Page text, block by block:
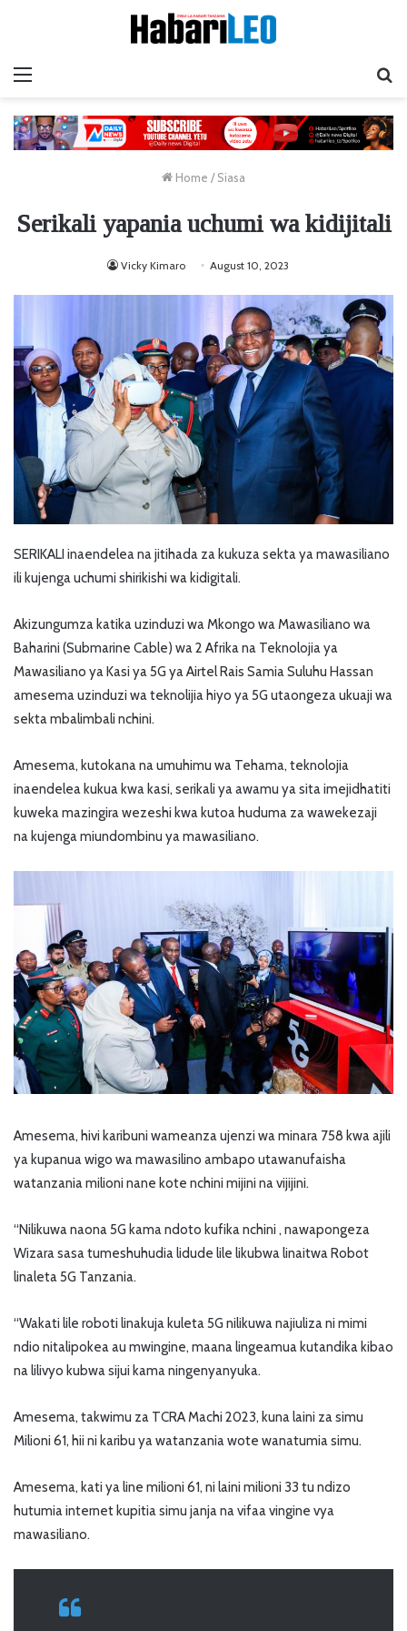
Home / Siasa
Serikali yapania uchumi wa kidijitali
Vicky Kimaro August 10, 2023
SERIKALI inaendelea na jitihada za kukuza sekta ya mawasiliano
ili kujenga uchumi shirikishi wa kidigitali.
Akizungumza katika uzinduzi wa Mkongo wa Mawasiliano wa
Baharini (Submarine Cable) wa 2 Afrika na Teknolojia ya
Mawasiliano ya Kasi ya 5G ya Airtel Rais Samia Suluhu Hassan
amesema uzinduzi wa teknolijia hiyo ya 5G utaongeza ukuaji wa
sekta mbalimbali nchini.
Amesema, kutokana na umuhimu wa Tehama, teknolojia
inaendelea kukua kwa kasi, serikali ya awamu ya sita imejidhatiti
kuweka mazingira wezeshi kwa kutoa huduma za wawekezaji
na kujenga miundombinu ya mawasiliano.
Amesema, hivi karibuni wameanza ujenzi wa minara 758 kwa ajili
ya kupanua wigo wa mawasilino ambapo utawanufaisha
watanzania milioni nane kote nchini mijini na vijijini.
“Nilikuwa naona 5G kama ndoto kufika nchini , nawapongeza
Wizara sasa tumeshuhudia lidude lile likubwa linaitwa Robot
linaleta 5G Tanzania.
“Wakati lile roboti linakuja kuleta 5G nilikuwa najiuliza ni mimi
ndio nitalipokea au mwingine, maana lingeamua kutandika kibao
na lilivyo kubwa sijui kama ningenyanyuka.
Amesema, takwimu za TCRA Machi 2023, kuna laini za simu
Milioni 61, hii ni karibu ya watanzania wote wanatumia simu.
Amesema, kati ya line milioni 61, ni laini milioni 33 tu ndizo
hutumia internet kupitia simu janja na vifaa vingine vya
mawasiliano.